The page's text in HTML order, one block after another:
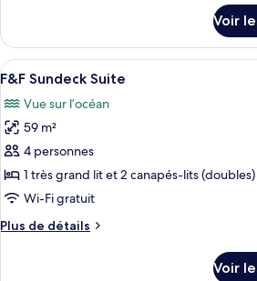
chambres
(Panoramic,
&
King)
le
type
de
Suite,
2
chambres
(Panoramic,
King
&
King)
Voir
Afficher
toutes
les
photos
pour
ce
type
chambre :
Articles
15
F&F Sundeck Suite
Vue sur l’océan
59 m²
4 personnes
1 très grand lit et 2 canapés-lits (doubles)
Wi-Fi gratuit
Plus de détails
Plus
Voir